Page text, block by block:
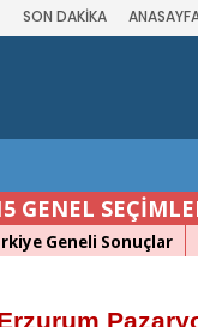
SON DAKİKA
GENEL
Geneli Sonuçlar